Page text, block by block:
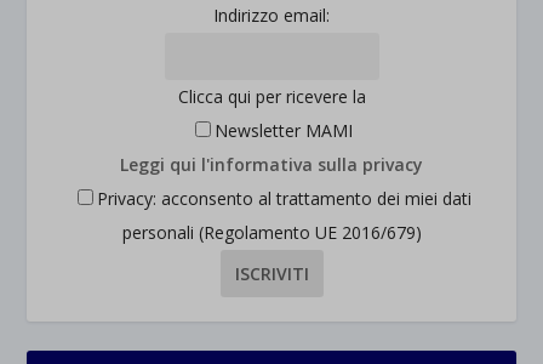
Indirizzo email:
Clicca qui per ricevere la
Newsletter MAMI
Leggi qui l'informativa sulla privacy
Privacy: acconsento al trattamento dei miei dati
personali (Regolamento UE 2016/679)